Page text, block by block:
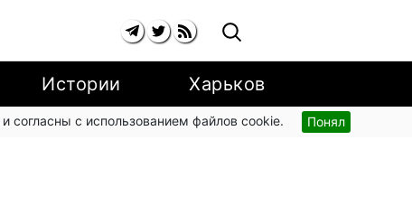
Истории Харьков
и согласны с использованием файлов cookie. Понял